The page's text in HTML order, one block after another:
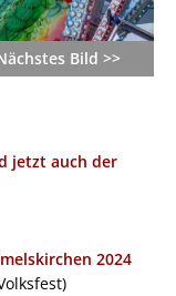
Bild >>
jetzt auch der
2024